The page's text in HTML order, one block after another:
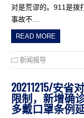
对是荒谬的。911是拨
事故不…
READ MORE
新闻报导
20211215/安省
限制，新增确
多戴口罩条例